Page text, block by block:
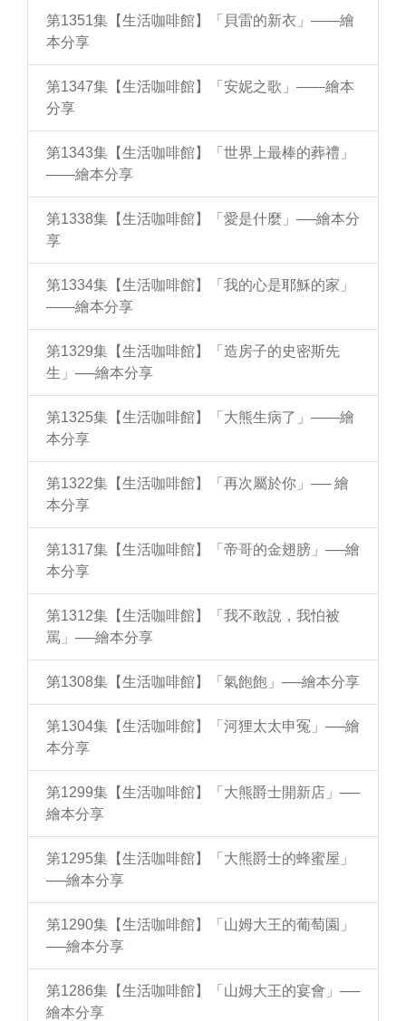
第1351集【生活咖啡館】「貝雷的新衣」——繪
本分享
第1347集【生活咖啡館】「安妮之歌」——繪本
分享
第1343集【生活咖啡館】「世界上最棒的葬禮」
——繪本分享
第1338集【生活咖啡館】「愛是什麼」──繪本分
享
第1334集【生活咖啡館】「我的心是耶穌的家」
——繪本分享
第1329集【生活咖啡館】「造房子的史密斯先
生」──繪本分享
第1325集【生活咖啡館】「大熊生病了」——繪
本分享
第1322集【生活咖啡館】「再次屬於你」── 繪
本分享
第1317集【生活咖啡館】「帝哥的金翅膀」──繪
本分享
第1312集【生活咖啡館】「我不敢說，我怕被
罵」──繪本分享
第1308集【生活咖啡館】「氣飽飽」──繪本分享
第1304集【生活咖啡館】「河狸太太申冤」──繪
本分享
第1299集【生活咖啡館】「大熊爵士開新店」──
繪本分享
第1295集【生活咖啡館】「大熊爵士的蜂蜜屋」
──繪本分享
第1290集【生活咖啡館】「山姆大王的葡萄園」
──繪本分享
第1286集【生活咖啡館】「山姆大王的宴會」──
繪本分享